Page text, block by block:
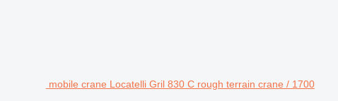
mobile crane Locatelli Gril 830 C rough terrain crane / 1700